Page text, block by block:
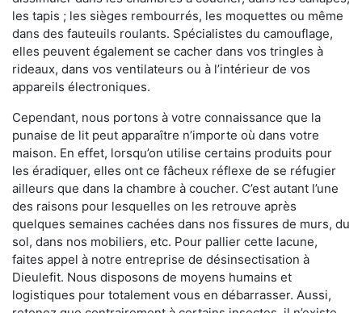
les tapis ; les sièges rembourrés, les moquettes ou même
dans des fauteuils roulants. Spécialistes du camouflage,
elles peuvent également se cacher dans vos tringles à
rideaux, dans vos ventilateurs ou à l’intérieur de vos
appareils électroniques.
Cependant, nous portons à votre connaissance que la
punaise de lit peut apparaître n’importe où dans votre
maison. En effet, lorsqu’on utilise certains produits pour
les éradiquer, elles ont ce fâcheux réflexe de se réfugier
ailleurs que dans la chambre à coucher. C’est autant l’une
des raisons pour lesquelles on les retrouve après
quelques semaines cachées dans nos fissures de murs, du
sol, dans nos mobiliers, etc. Pour pallier cette lacune,
faites appel à notre entreprise de désinsectisation à
Dieulefit. Nous disposons de moyens humains et
logistiques pour totalement vous en débarrasser. Aussi,